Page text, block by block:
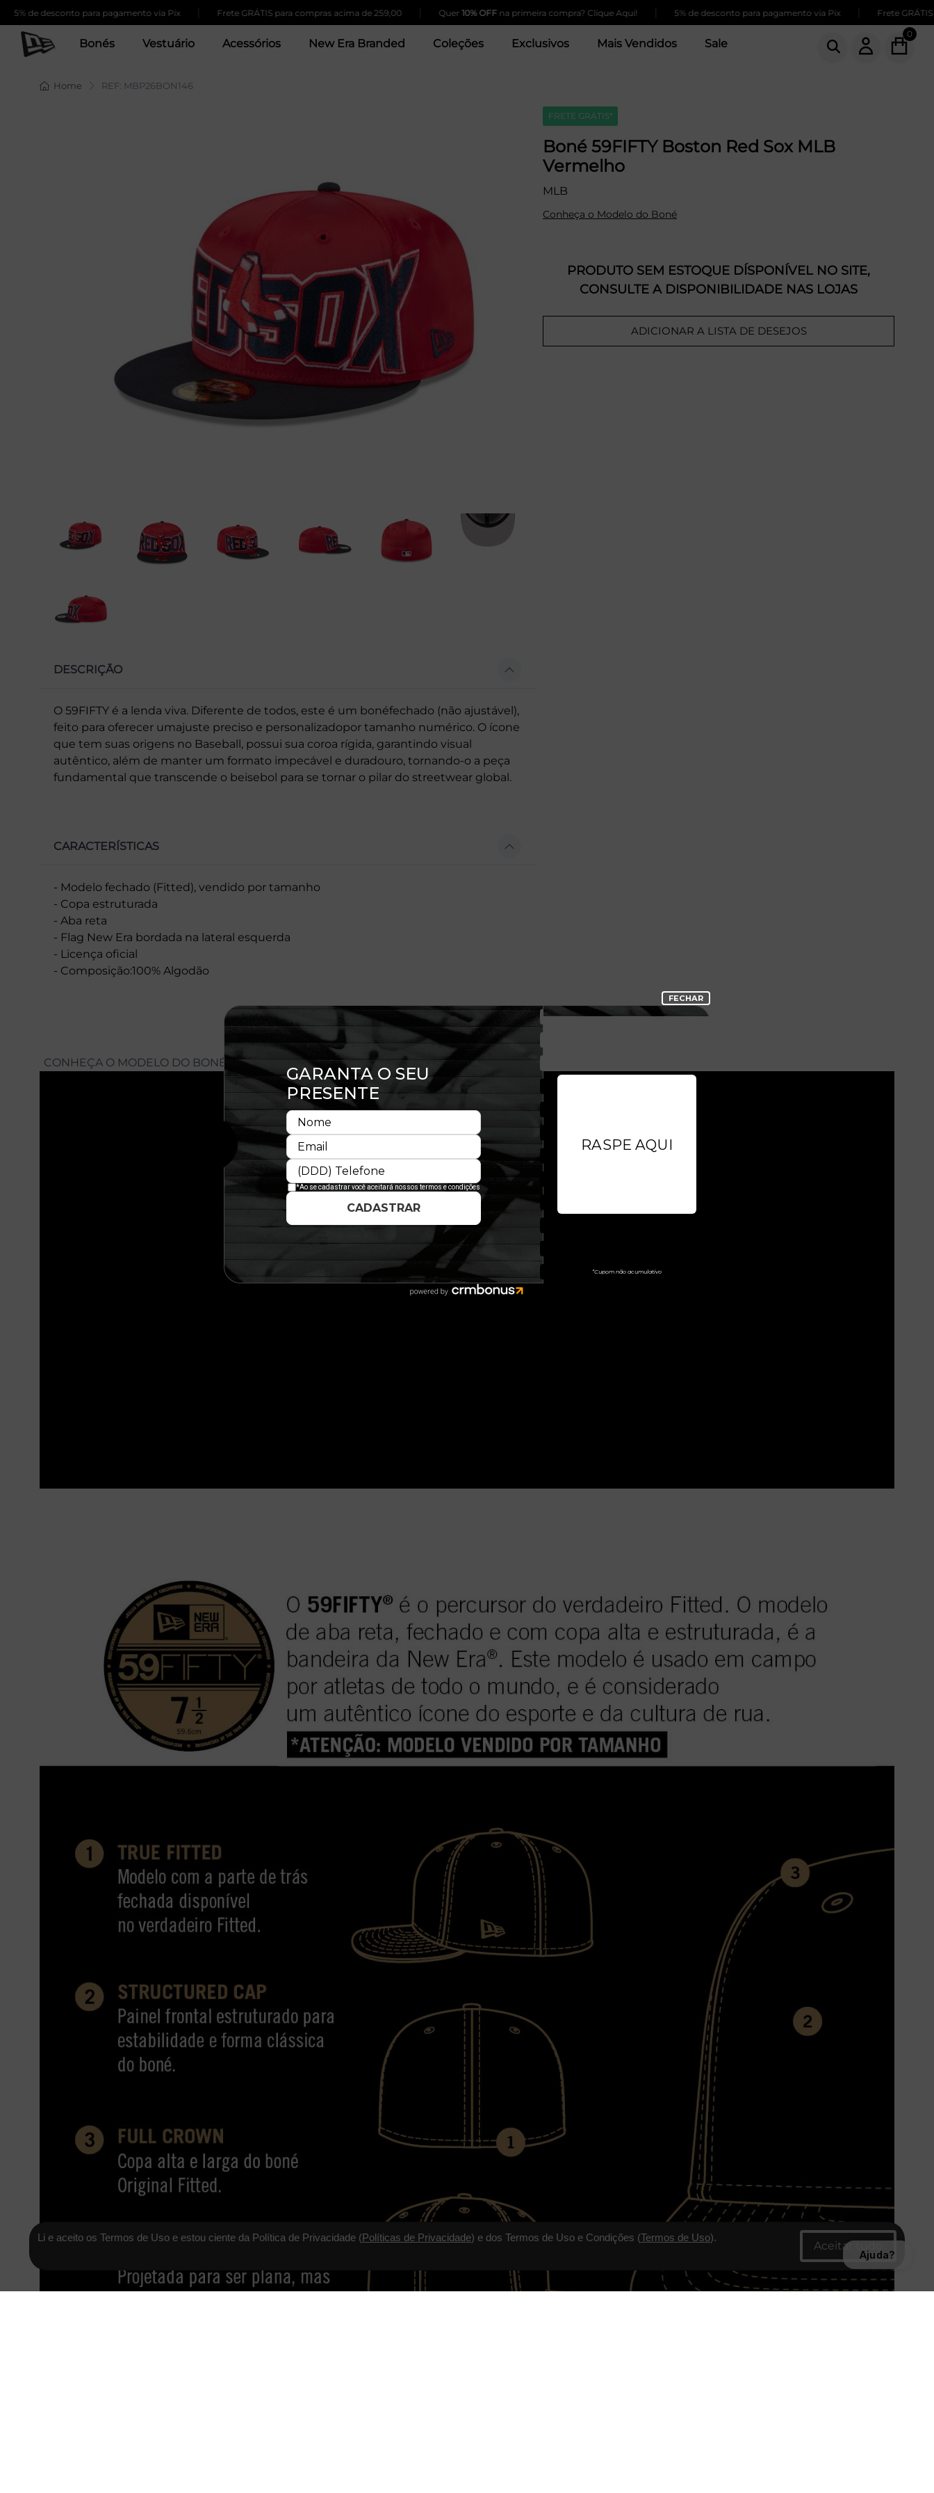
desconto para pagamento via Pix | Frete GRÁTIS para compras acima de 259,00 | 10% OFFna primeira compra? Clique Aqui! | 5% de desconto para pagamento via Pix | Frete GRÁTIS para
Bonés Vestuário Acessórios New Era Branded Coleções Exclusivos Mais Vendidos Sale
0
Home REF: MBP26BON146
DESCRIÇÃO
O 59FIFTY é a lenda viva. Diferente de todos, este é um bonéfechado (não ajustável),
feito para oferecer umajuste preciso e personalizadopor tamanho numérico. O ícone
que tem suas origens no Baseball, possui sua coroa rígida, garantindo visual
autêntico, além de manter um formato impecável e duradouro, tornando-o a peça
fundamental que transcende o beisebol para se tornar o pilar do streetwear global.
CARACTERÍSTICAS
- Modelo fechado (Fitted), vendido por tamanho
- Copa estruturada
- Aba reta
- Flag New Era bordada na lateral esquerda
- Licença oficial
- Composição:100% Algodão
FRETE GRÁTIS*
Boné 59FIFTY Boston Red Sox MLB
Vermelho
MLB
Conheça o Modelo do Boné
PRODUTO SEM ESTOQUE DÍSPONÍVEL NO SITE,
CONSULTE A DISPONIBILIDADE NAS LOJAS
ADICIONAR A LISTA DE DESEJOS
CONHEÇA O MODELO DO BONÉ
Li e aceito os Termos de Uso e estou ciente da Política de Privacidade (Políticas de Privacidade) e dos Termos de Uso e Condições (Termos de Uso).
Ajuda?